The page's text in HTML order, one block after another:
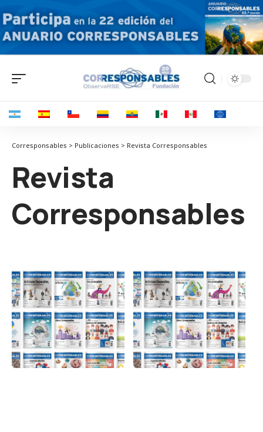
Corresponsables > Publicaciones > Revista Corresponsables
Revista
Corresponsables